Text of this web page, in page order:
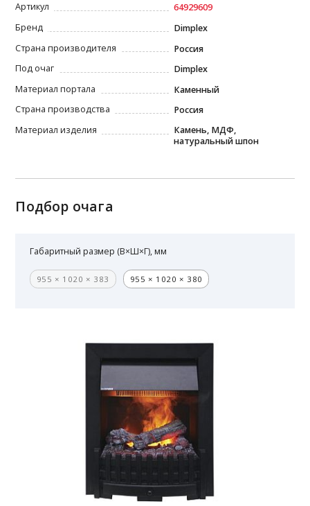
Артикул
64929609
Бренд
Dimplex
Страна производителя
Россия
Под очаг
Dimplex
Материал портала
Каменный
Страна производства
Россия
Материал изделия
Камень, МДФ,
натуральный шпон
Подбор очага
Габаритный размер (В×Ш×Г), мм
955 × 1020 × 383 955 × 1020 × 380